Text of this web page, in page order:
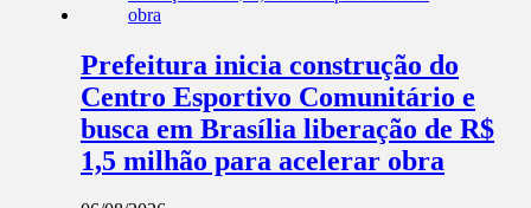
Prefeitura inicia construção do
Centro Esportivo Comunitário e
busca em Brasília liberação de R$
1,5 milhão para acelerar obra